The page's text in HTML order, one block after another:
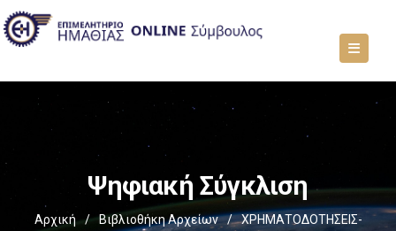
Ψηφιακή Σύγκλιση
Αρχική / Βιβλιοθήκη Αρχείων /
ΧΡΗΜΑΤΟΔΟΤΗΣΕΙΣ-